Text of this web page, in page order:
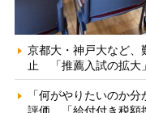
京都大・神戸大など、
止 「推薦入試の拡大
「何がやりたいのか